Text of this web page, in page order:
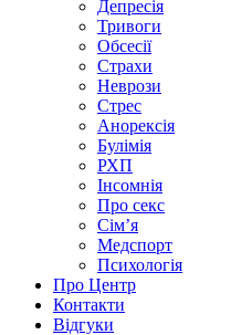
Депресія
Тривоги
Обсесії
Страхи
Неврози
Стрес
Анорексія
Булімія
РХП
Інсомнія
Про секс
Сім’я
Медспорт
Психологія
Про Центр
Контакти
Відгуки